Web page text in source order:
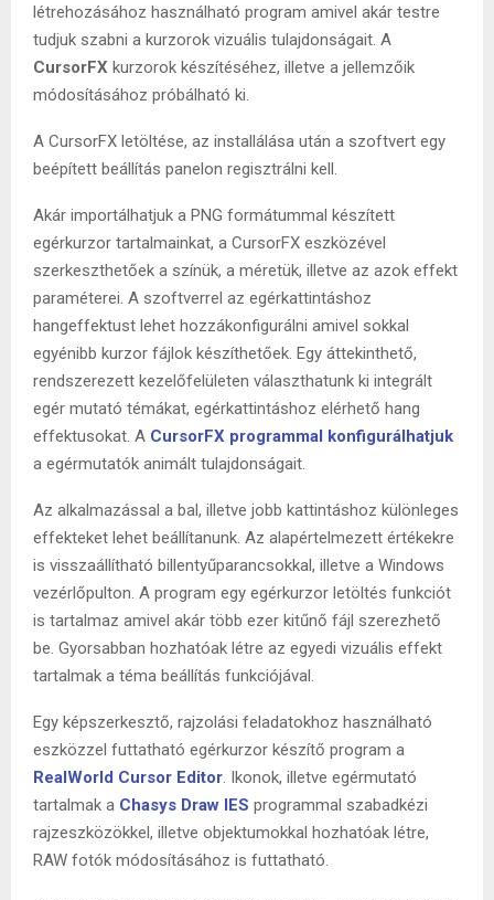
létrehozásához használható program amivel akár testre
tudjuk szabni a kurzorok vizuális tulajdonságait. A
CursorFX kurzorok készítéséhez, illetve a jellemzőik
módosításához próbálható ki.
A CursorFX letöltése, az installálása után a szoftvert egy
beépített beállítás panelon regisztrálni kell.
Akár importálhatjuk a PNG formátummal készített
egérkurzor tartalmainkat, a CursorFX eszközével
szerkeszthetőek a színük, a méretük, illetve az azok effekt
paraméterei. A szoftverrel az egérkattintáshoz
hangeffektust lehet hozzákonfigurálni amivel sokkal
egyénibb kurzor fájlok készíthetőek. Egy áttekinthető,
rendszerezett kezelőfelületen választhatunk ki integrált
egér mutató témákat, egérkattintáshoz elérhető hang
effektusokat. A CursorFX programmal konfigurálhatjuk
a egérmutatók animált tulajdonságait.
Az alkalmazással a bal, illetve jobb kattintáshoz különleges
effekteket lehet beállítanunk. Az alapértelmezett értékekre
is visszaállítható billentyűparancsokkal, illetve a Windows
vezérlőpulton. A program egy egérkurzor letöltés funkciót
is tartalmaz amivel akár több ezer kitűnő fájl szerezhető
be. Gyorsabban hozhatóak létre az egyedi vizuális effekt
tartalmak a téma beállítás funkciójával.
Egy képszerkesztő, rajzolási feladatokhoz használható
eszközzel futtatható egérkurzor készítő program a
RealWorld Cursor Editor . Ikonok, illetve egérmutató
tartalmak a Chasys Draw IES programmal szabadkézi
rajzeszközökkel, illetve objektumokkal hozhatóak létre,
RAW fotók módosításához is futtatható.